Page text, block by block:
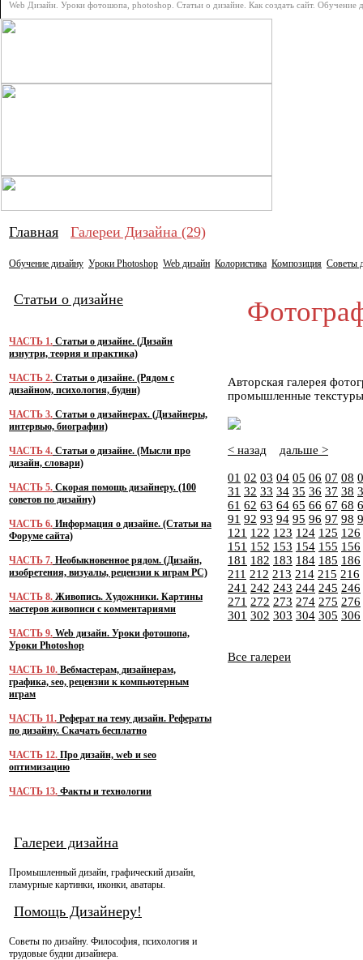
Web Дизайн. Уроки фотошопа, photoshop. Статьи о дизайне. Как создать сайт. Обучение
Главная Галереи Дизайна (29)
Обучение дизайну Уроки Photoshop Web дизайн Колористика Композиция Советы
Статьи о дизайне
ЧАСТЬ 1. Статьи о дизайне. (Дизайн
изнутри, теория и практика)
ЧАСТЬ 2. Статьи о дизайне. (Рядом с
дизайном, психология, будни)
ЧАСТЬ 3. Статьи о дизайнерах. (Дизайнеры,
интервью, биографии)
ЧАСТЬ 4. Статьи о дизайне. (Мысли про
дизайн, словари)
ЧАСТЬ 5. Скорая помощь дизайнеру. (100
советов по дизайну)
ЧАСТЬ 6. Информация о дизайне. (Статьи на
Форуме сайта)
ЧАСТЬ 7. Необыкновенное рядом. (Дизайн,
изобретения, визуалы, рецензии к играм PC)
ЧАСТЬ 8. Живопись. Художники. Картины
мастеров живописи с комментариями
ЧАСТЬ 9. Web дизайн. Уроки фотошопа,
Уроки Photoshop
ЧАСТЬ 10. Вебмастерам, дизайнерам,
графика, seo, рецензии к компьютерным
играм
ЧАСТЬ 11. Реферат на тему дизайн. Рефераты
по дизайну. Скачать бесплатно
ЧАСТЬ 12. Про дизайн, web и seo
оптимизацию
ЧАСТЬ 13. Факты и технологии
Галереи дизайна
Промышленный дизайн, графический дизайн,
гламурные картинки, иконки, аватары.
Помощь Дизайнеру!
Советы по дизайну. Философия, психология и
трудовые будни дизайнера.
Авторская галерея
промышленные
< назад дальше >
01 02 03 04 05 06 07 08
31 32 33 34 35 36 37 38
61 62 63 64 65 66 67 68
91 92 93 94 95 96 97 98
121 122 123 124 125 126
151 152 153 154 155 156
181 182 183 184 185 186
211 212 213 214 215 216
241 242 243 244 245 246
271 272 273 274 275 276
301 302 303 304 305 306
Все галереи